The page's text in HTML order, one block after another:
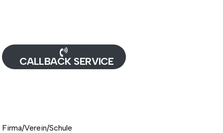
Firma/Verein/Schule
CALLBACK SERVICE​​​​​​​​​​​​